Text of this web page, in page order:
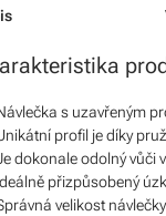
s uzavřeným
profil je díky
dokonale odolný vůči
přizpůsobený
velikost